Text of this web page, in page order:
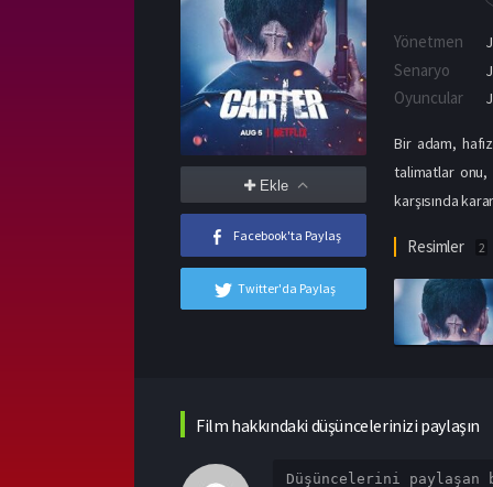
Ekle
Facebook'ta Paylaş
Twitter'da Paylaş
Yönetmen
Senaryo
Oyuncular
Bir adam,
talimatlar onu,
karşısında
Resimler 2
Film hakkındaki düşüncelerinizi paylaşın